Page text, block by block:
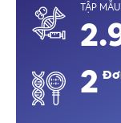
TẬP MẪU
4